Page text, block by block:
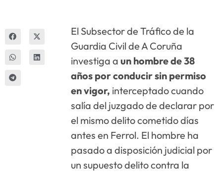
El Subsector de Tráfico de la
Guardia Civil de A Coruña
investiga a un hombre de 38
años por conducir sin permiso
en vigor, interceptado cuando
salía del juzgado de declarar por
el mismo delito cometido días
antes en Ferrol. El hombre ha
pasado a disposición judicial por
un supuesto delito contra la